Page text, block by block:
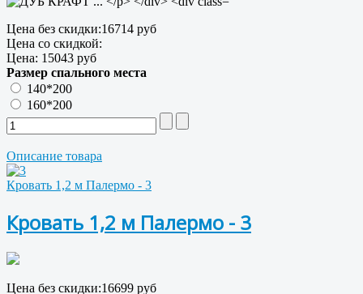
Цена без скидки:16714 руб
Цена со скидкой:
Цена: 15043 руб
Размер спального места
140*200
160*200
Описание товара
Кровать 1,2 м Палермо - 3
Кровать 1,2 м Палермо - 3
Цена без скидки:16699 руб